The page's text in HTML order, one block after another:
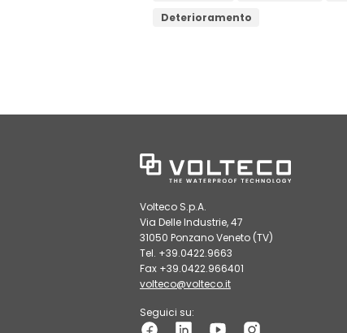
Deterioramento
Volteco S.p.A.
Via Delle Industrie, 47
31050 Ponzano Veneto (TV)
Tel. +39.0422.9663
Fax +39.0422.966401
volteco@volteco.it
Seguici su: